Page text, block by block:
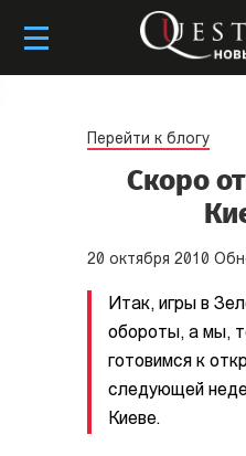
Перейти к блогу
Скоро
20 октября 2010
Итак, игры в
обороты, а мы,
готовимся к
следующей
Киеве.